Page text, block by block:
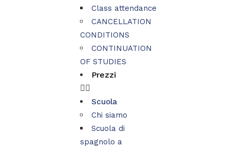
Class attendance
CANCELLATION
CONDITIONS
CONTINUATION
OF STUDIES
Prezzi
Scuola
Chi siamo
Scuola di
spagnolo a